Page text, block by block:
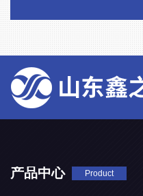
产品中心 Product